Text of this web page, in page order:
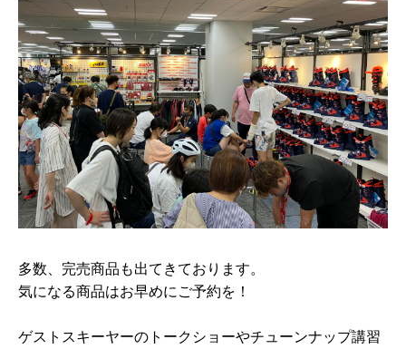
多数、完売商品も出てきております。
気になる商品はお早めにご予約を！
ゲストスキーヤーのトークショーやチューンナップ講習